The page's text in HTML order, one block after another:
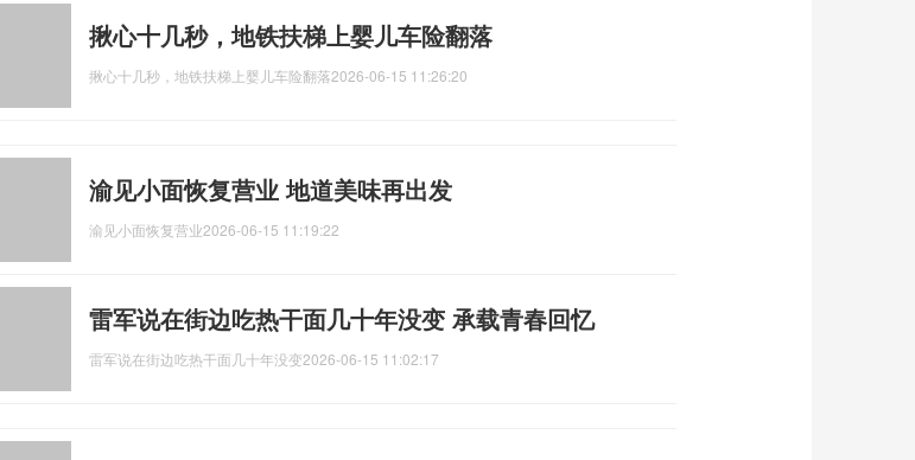
揪心十几秒，地铁扶梯上婴儿车险翻落
揪心十几秒，地铁扶梯上婴儿车险翻落2026-06-15 11:26:20
渝见小面恢复营业 地道美味再出发
渝见小面恢复营业2026-06-15 11:19:22
雷军说在街边吃热干面几十年没变 承载青春回忆
雷军说在街边吃热干面几十年没变2026-06-15 11:02:17